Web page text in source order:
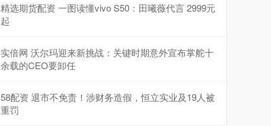
精选期货配资 一图读懂vivo S50：田曦薇代言 2999元
起
实倍网 沃尔玛迎来新挑战：关键时期意外宣布掌舵十
余载的CEO要卸任
58配资 退市不免责！涉财务造假，恒立实业及19人被
重罚